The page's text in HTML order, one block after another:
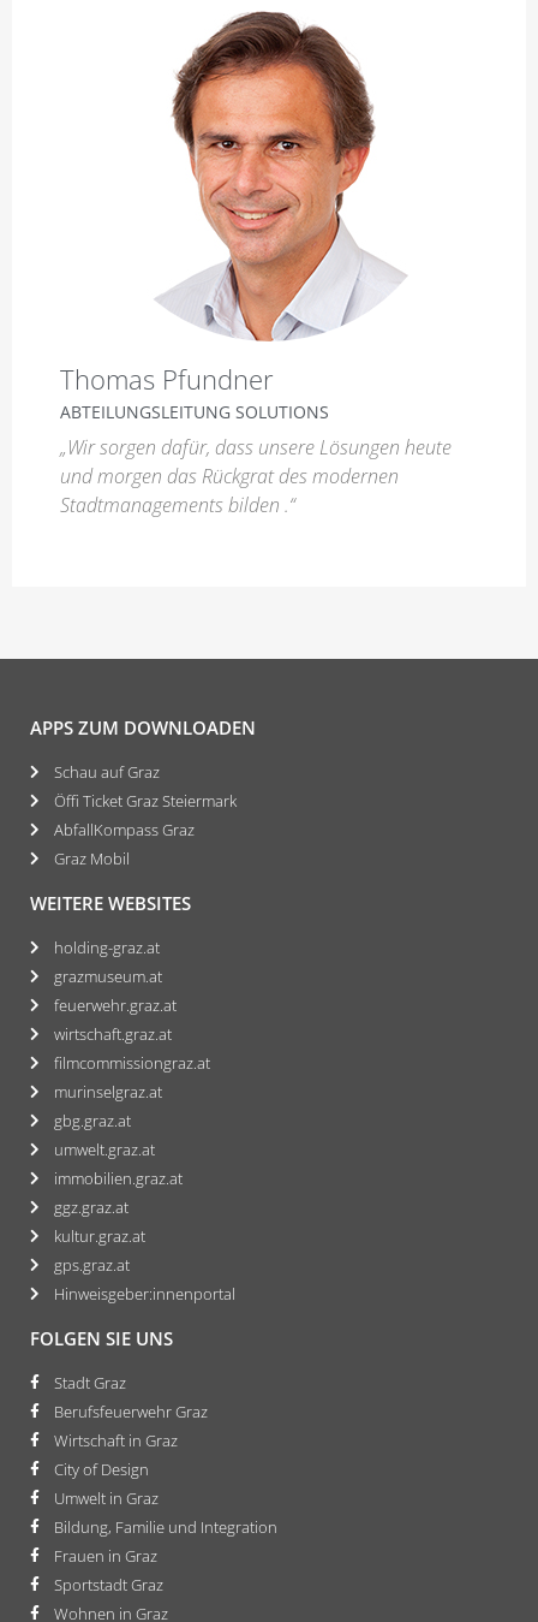
Thomas Pfundner
ABTEILUNGSLEITUNG SOLUTIONS
„Wir sorgen dafür, dass unsere Lösungen heute
und morgen das Rückgrat des modernen
Stadtmanagements bilden .“
APPS ZUM DOWNLOADEN
Schau auf Graz
Öffi Ticket Graz Steiermark
AbfallKompass Graz
Graz Mobil
WEITERE WEBSITES
holding-graz.at
grazmuseum.at
feuerwehr.graz.at
wirtschaft.graz.at
filmcommissiongraz.at
murinselgraz.at
gbg.graz.at
umwelt.graz.at
immobilien.graz.at
ggz.graz.at
kultur.graz.at
gps.graz.at
Hinweisgeber:innenportal
FOLGEN SIE UNS
Stadt Graz
Berufsfeuerwehr Graz
Wirtschaft in Graz
City of Design
Umwelt in Graz
Bildung, Familie und Integration
Frauen in Graz
Sportstadt Graz
Wohnen in Graz